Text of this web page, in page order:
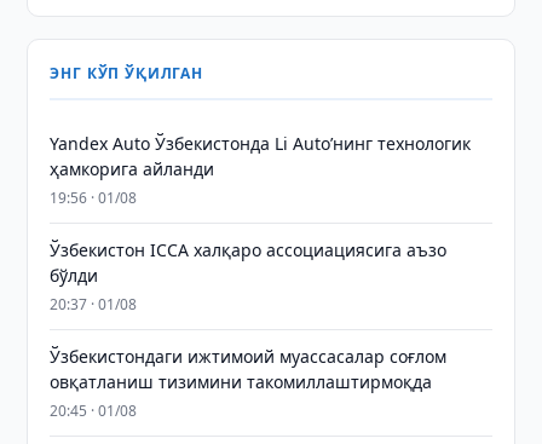
ЭНГ КЎП ЎҚИЛГАН
Yandex Auto Ўзбекистонда Li Auto’нинг технологик
ҳамкорига айланди
19:56 · 01/08
Ўзбекистон ICCA халқаро ассоциациясига аъзо
бўлди
20:37 · 01/08
Ўзбекистондаги ижтимоий муассасалар соғлом
овқатланиш тизимини такомиллаштирмоқда
20:45 · 01/08